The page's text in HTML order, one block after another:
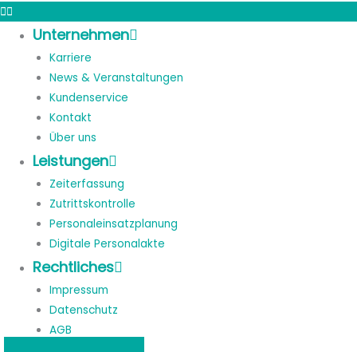
Unternehmen
Karriere
News & Veranstaltungen
Kundenservice
Kontakt
Über uns
Leistungen
Zeiterfassung
Zutrittskontrolle
Personaleinsatzplanung
Digitale Personalakte
Rechtliches
Impressum
Datenschutz
AGB